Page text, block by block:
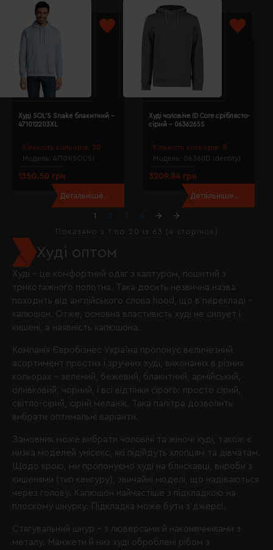
Худі оптом
Худі – це комфортний одяг з каптуром, пошитий з
трикотажного полотна. Така досить незвична назва
походить від англійського слова hood, що в перекладі –
капюшон. Отже, основна властивість худі не силует і
кишені, а наявність капюшона.
Компанія Євробізнес Україна пропонує величезний
асортимент простих і зручних худі, виконаних в різних
кольорах – зелений, бежевий, блакитний, армійський,
оливковий, чорний, і всі відтінки сірого: просто сірий,
світло-сірий, сірий меланж. Така палітра дозволить
вибрати оптимальні варіанти.
Замовник може вибрати чоловічі та жіночі худі, також є
низка моделей унісекс, які підійдуть хлопцям та дівчатам.
Щодо крою, ми пропонуємо худі на блискавці, вироби з
кишенями (тип кенгуру), звичайні моделі, що надіваються
через голову. Капюшон найчастіше з підкладкою на
плоскому шнурку. Підкладка може бути з джерсі.
Стягувальний шнур – з люверсами й наконечниками з
металу. Манжети й низ худі оброблені рібом з
Кількість кольорів: 20
Модель: 47101(SOL’S)
Худі SOL'S Snake блакитний -
471012203XL
1350.50 грн
Детальніше...
Кількість кольорів: 8
Модель: 0636(ID identity)
Худі чоловіче ID Core сріблясто-
сірий - 0636265S
3209.84 грн
Детальніше...
1 2 3
4
Показано з 1 по 20 із 63 (4 сторінок)